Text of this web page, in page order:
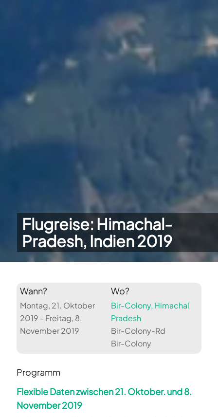
Flugreise: Himachal-
Pradesh, Indien 2019
Wann?
Montag, 21. Oktober
2019 - Freitag, 8.
November 2019
Wo?
Bir-Colony, Himachal
Pradesh
Bir-Colony-Rd
Bir-Colony
Programm
Flexible Daten zwischen 21. Oktober. und 8.
November 2019